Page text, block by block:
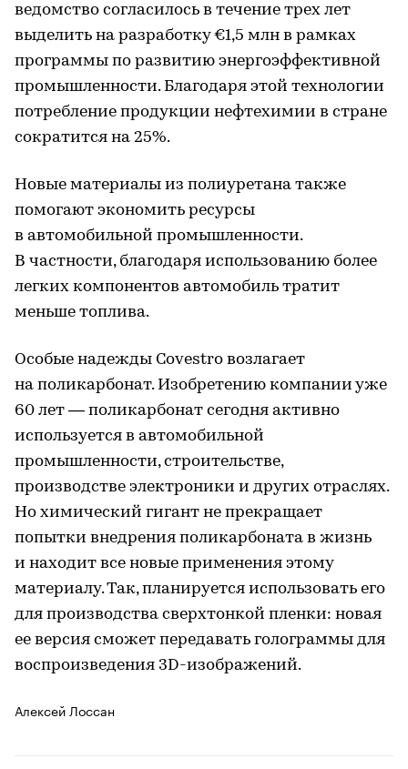
ведомство согласилось в течение трех лет
выделить на разработку €1,5 млн в рамках
программы по развитию энергоэффективной
промышленности. Благодаря этой технологии
потребление продукции нефтехимии в стране
сократится на 25%.
Новые материалы из полиуретана также
помогают экономить ресурсы
в автомобильной промышленности.
В частности, благодаря использованию более
легких компонентов автомобиль тратит
меньше топлива.
Особые надежды Covestro возлагает
на поликарбонат. Изобретению компании уже
60 лет — поликарбонат сегодня активно
используется в автомобильной
промышленности, строительстве,
производстве электроники и других отраслях.
Но химический гигант не прекращает
попытки внедрения поликарбоната в жизнь
и находит все новые применения этому
материалу. Так, планируется использовать его
для производства сверхтонкой пленки: новая
ее версия сможет передавать голограммы для
воспроизведения 3D-изображений.
Алексей Лоссан